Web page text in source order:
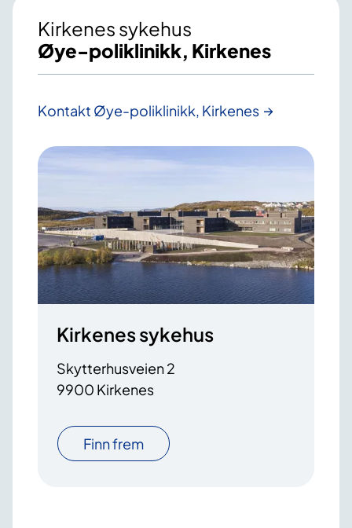
Kirkenes sykehus
Øye-poliklinikk, Kirkenes
Kontakt Øye-poliklinikk, Kirkenes
Kirkenes sykehus
Skytterhusveien 2
9900 Kirkenes
Finn frem